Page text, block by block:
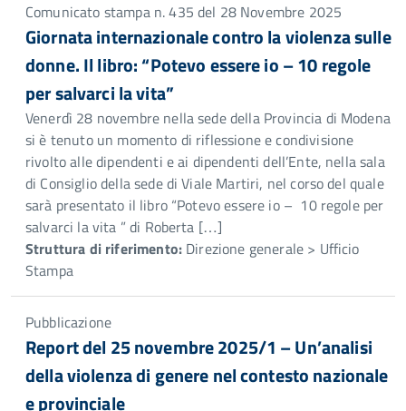
Comunicato stampa n. 435 del 28 Novembre 2025
Giornata internazionale contro la violenza sulle
donne. Il libro: “Potevo essere io – 10 regole
per salvarci la vita”
Venerdì 28 novembre nella sede della Provincia di Modena
si è tenuto un momento di riflessione e condivisione
rivolto alle dipendenti e ai dipendenti dell’Ente, nella sala
di Consiglio della sede di Viale Martiri, nel corso del quale
sarà presentato il libro “Potevo essere io – 10 regole per
salvarci la vita ” di Roberta […]
Struttura di riferimento: Direzione generale > Ufficio
Stampa
Pubblicazione
Report del 25 novembre 2025/1 – Un’analisi
della violenza di genere nel contesto nazionale
e provinciale